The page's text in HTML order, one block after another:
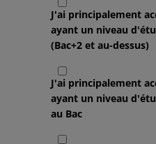
J'ai principalement
ayant un niveau
(Bac+2 et au-dessus)
J'ai principalement
ayant un niveau
au Bac